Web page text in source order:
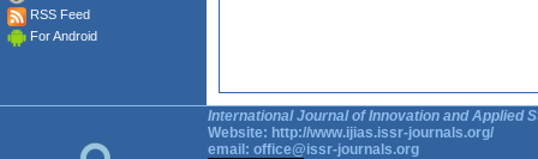
RSS Feed
For Android
International Journal of Innovation and Applied
Website: http://www.ijias.issr-journals.org/
email: office@issr-journals.org